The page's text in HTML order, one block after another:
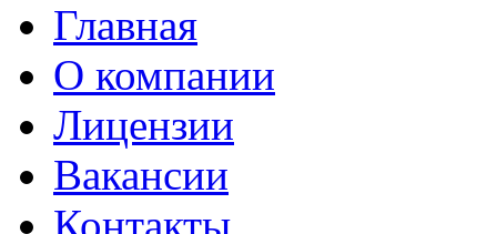
Главная
О компании
Лицензии
Вакансии